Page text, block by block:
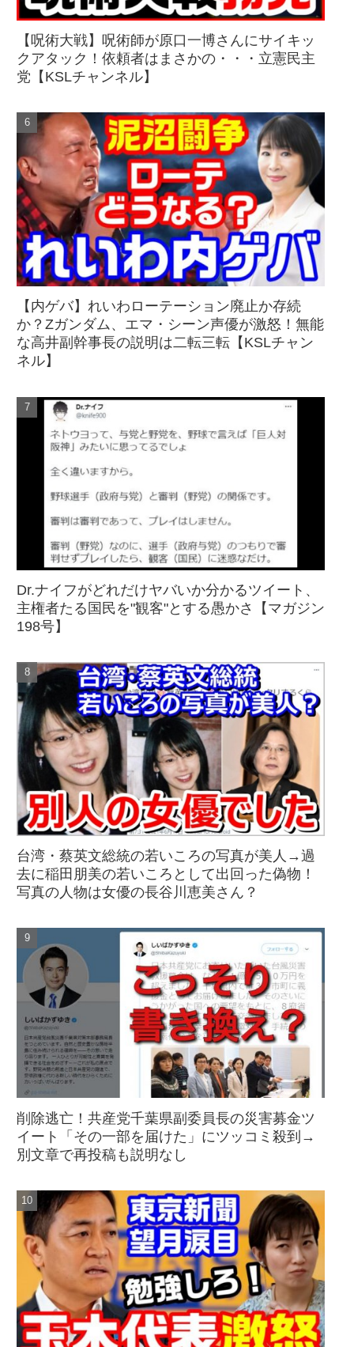
【呪術大戦】呪術師が原口一博さんにサイキッ
クアタック！依頼者はまさかの・・・立憲民主
党【KSLチャンネル】
【内ゲバ】れいわローテーション廃止か存続
か？Zガンダム、エマ・シーン声優が激怒！無能
な高井副幹事長の説明は二転三転【KSLチャン
ネル】
Dr.ナイフがどれだけヤバいか分かるツイート、
主権者たる国民を"観客"とする愚かさ【マガジン
198号】
台湾・蔡英文総統の若いころの写真が美人→過
去に稲田朋美の若いころとして出回った偽物！
写真の人物は女優の長谷川恵美さん？
削除逃亡！共産党千葉県副委員長の災害募金ツ
イート「その一部を届けた」にツッコミ殺到→
別文章で再投稿も説明なし